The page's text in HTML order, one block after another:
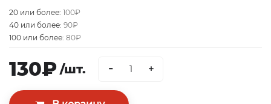
20 или более: 100₽
40 или более: 90₽
100 или более: 80₽
130₽ /шт. - +